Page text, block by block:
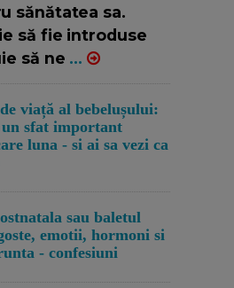
sănătatea sa.
să fie introduse
să ne ...
viață al bebelușului:
un sfat important
luna - si ai sa vezi ca
sau baletul
emotii, hormoni si
- confesiuni